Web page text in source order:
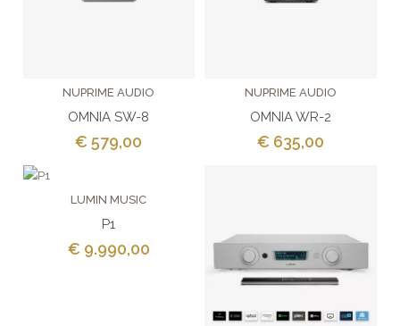
NUPRIME AUDIO
OMNIA SW-8
€ 579,00
NUPRIME AUDIO
OMNIA WR-2
€ 635,00
LUMIN MUSIC
P1
€ 9.990,00